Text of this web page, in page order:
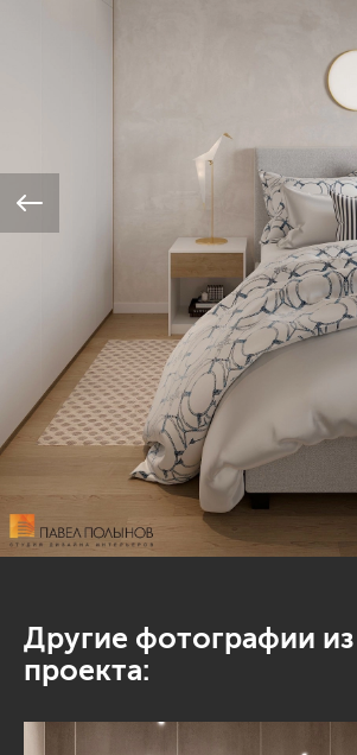
Другие фотографии из
проекта: